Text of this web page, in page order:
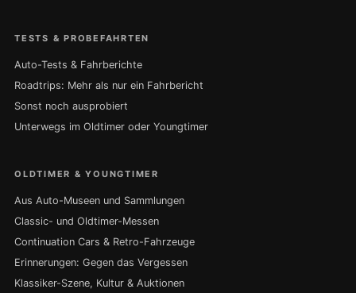
TESTS & PROBEFAHRTEN
Auto-Tests & Fahrberichte
Roadtrips: Mehr als nur ein Fahrbericht
Sonst noch ausprobiert
Unterwegs im Oldtimer oder Youngtimer
OLDTIMER & YOUNGTIMER
Aus Auto-Museen und Sammlungen
Classic- und Oldtimer-Messen
Continuation Cars & Retro-Fahrzeuge
Erinnerungen: Gegen das Vergessen
Klassiker-Szene, Kultur & Auktionen